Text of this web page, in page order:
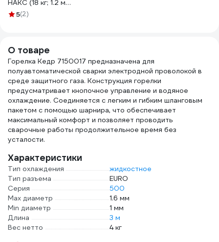
НАКС (18 кг; 1.2 мм;
K300-52; ГОСТ
5(2)
О товаре
Горелка Кедр 7150017 предназначена для
полуавтоматической сварки электродной проволокой в
среде защитного газа. Конструкция горелки
предусматривает кнопочное управление и водяное
охлаждение. Соединяется с легким и гибким шланговым
пакетом с помощью шарнира, что обеспечивает
максимальный комфорт и позволяет проводить
сварочные работы продолжительное время без
усталости.
Характеристики
Тип охлаждения
жидкостное
Тип разъема
EURO
Серия
500
Max диаметр
1.6 мм
Min диаметр
1 мм
Длина
3 м
Вес нетто
4 кг